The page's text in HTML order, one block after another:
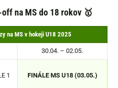
na MS do 18 rokov 🥇
na MS v hokeji U18 2025
30.04. – 02.05.
1
FINÁLE MS U18 (03.05.)